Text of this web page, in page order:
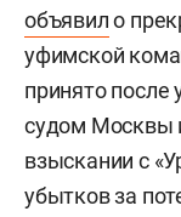
объявило
уфимской
принято
судом Москвы
взыскании с
убытков за